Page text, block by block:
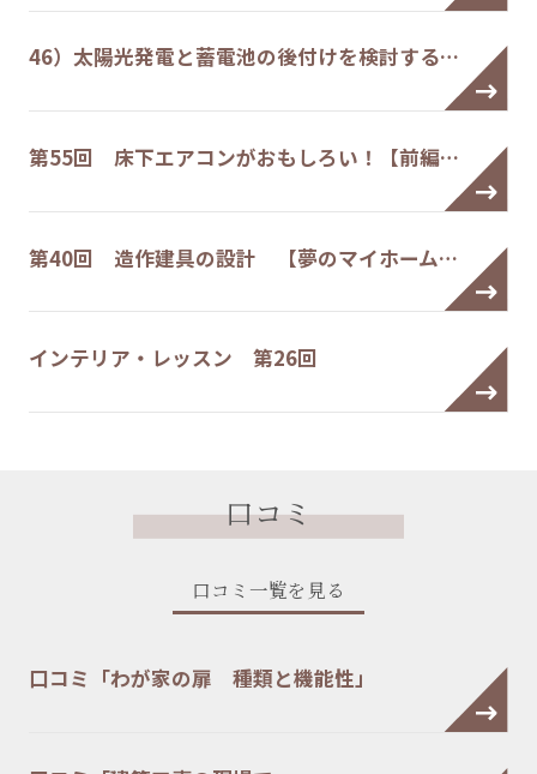
46）太陽光発電と蓄電池の後付けを検討する…
第55回 床下エアコンがおもしろい！【前編…
第40回 造作建具の設計 【夢のマイホーム…
インテリア・レッスン 第26回
口コミ
口コミ一覧を見る
口コミ「わが家の扉 種類と機能性」